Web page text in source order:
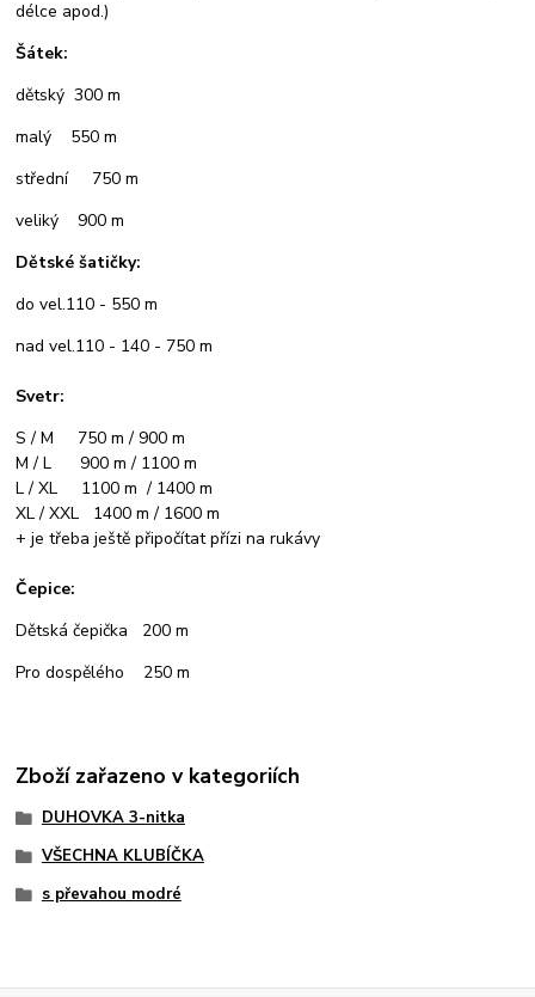
délce apod.)
Šátek:
dětský 300 m
malý 550 m
střední 750 m
veliký 900 m
Dětské šatičky:
do vel.110 - 550 m
nad vel.110 - 140 - 750 m
Svetr:
S / M 750 m / 900 m
M / L 900 m / 1100 m
L / XL 1100 m / 1400 m
XL / XXL 1400 m / 1600 m
+ je třeba ještě připočítat přízi na rukávy
Čepice:
Dětská čepička 200 m
Pro dospělého 250 m
Zboží zařazeno v kategoriích
DUHOVKA 3-nitka
VŠECHNA KLUBÍČKA
s převahou modré